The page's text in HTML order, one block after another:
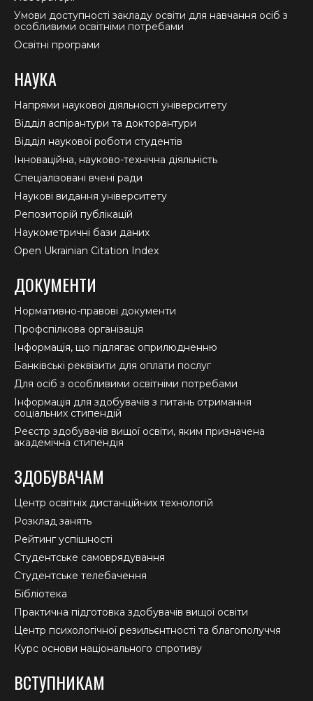
Умови доступності закладу освіти для навчання осіб з
особливими освітніми потребами
Освітні програми
НАУКА
Напрями наукової діяльності університету
Відділ аспірантури та докторантури
Відділ наукової роботи студентів
Інноваційна, науково-технічна діяльність
Спеціалізовані вчені ради
Наукові видання університету
Репозиторій публікацій
Наукометричні бази даних
Open Ukrainian Citation Index
ДОКУМЕНТИ
Нормативно-правові документи
Профспілкова організація
Інформація, що підлягає оприлюдненню
Банківські реквізити для оплати послуг
Для осіб з особливими освітніми потребами
Інформація для здобувачів з питань отримання
соціальних стипендій
Реєстр здобувачів вищої освіти, яким призначена
академічна стипендія
ЗДОБУВАЧАМ
Центр освітніх дистанційних технологій
Розклад занять
Рейтинг успішності
Студентське самоврядування
Студентське телебачення
Бібліотека
Практична підготовка здобувачів вищої освіти
Центр психологічної резильєнтності та благополуччя
Курс основи національного спротиву
ВСТУПНИКАМ